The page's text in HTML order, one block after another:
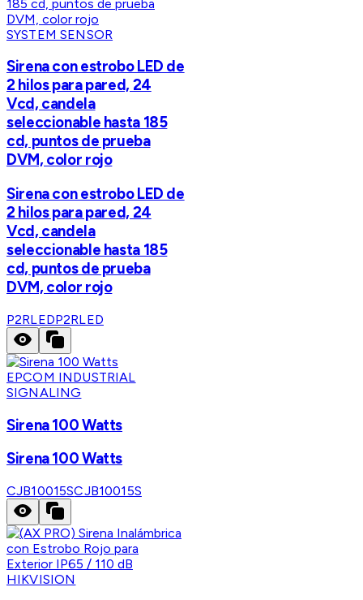
SYSTEM SENSOR
Sirena con estrobo LED de
2 hilos para pared, 24
Vcd, candela
seleccionable hasta 185
cd, puntos de prueba
DVM, color rojo
Sirena con estrobo LED de
2 hilos para pared, 24
Vcd, candela
seleccionable hasta 185
cd, puntos de prueba
DVM, color rojo
P2RLEDP2RLED
EPCOM INDUSTRIAL
SIGNALING
Sirena 100 Watts
Sirena 100 Watts
CJB10015SCJB10015S
HIKVISION